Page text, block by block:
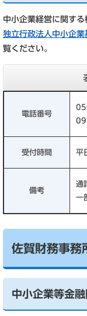
中小企業経営に関す
独立行政法人中小企
覧ください。
電話番号
受付時間 平
備考
通
一
佐賀財務事務
中小企業等金